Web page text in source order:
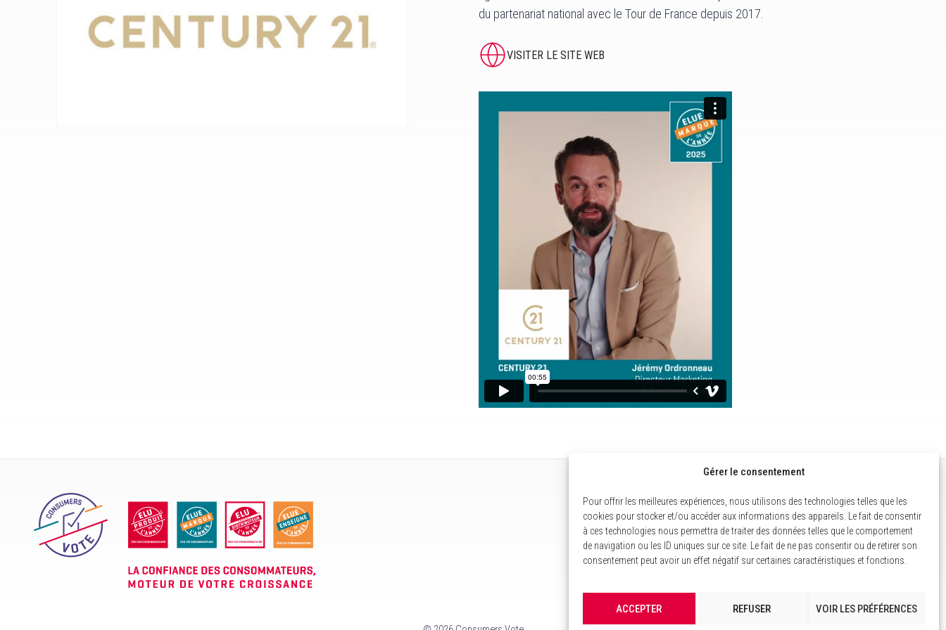
Gérer le consentement
Pour offrir les meilleures expériences, nous utilisons des technologies telles que les
cookies pour stocker et/ou accéder aux informations des appareils. Le fait de consentir
à ces technologies nous permettra de traiter des données telles que le comportement
de navigation ou les ID uniques sur ce site. Le fait de ne pas consentir ou de retirer son
consentement peut avoir un effet négatif sur certaines caractéristiques et fonctions.
ACCEPTER REFUSER VOIR LES PRÉFÉRENCES
du partenariat national avec le Tour de France depuis 2017.
VISITER LE SITE WEB
MENTIONS LÉGALES
POLITIQUE DES COOKIES
GESTION DES COOKIES